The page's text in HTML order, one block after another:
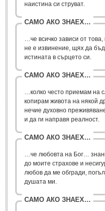
Мъдрости за живота
Мъдрости за любовта
Мъдрости за щастието
Мъдрости за приятелството
Мъдрости на велики хора
Древноримски афоризми
ФИЛОСОФИЯ
Философски мисли
Житейска философия
наистина си струват.
САМО АКО ЗНАЕХ…
…че всичко зависи от
не е извинение, щях да
истината в сърцето си.
САМО АКО ЗНАЕХ…
…колко често приемам на
копирам живота на някой
нечие духовно
и да ги направя реалност.
САМО АКО ЗНАЕХ…
…че любовта на Бог…
до моите страхове и
любов да ме обгради,
душата ми.
САМО АКО ЗНАЕХ…